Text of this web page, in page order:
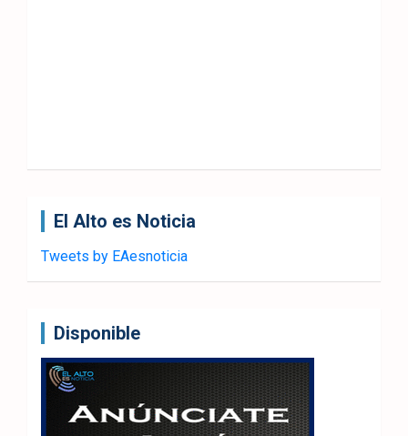
El Alto es Noticia
Tweets by EAesnoticia
Disponible